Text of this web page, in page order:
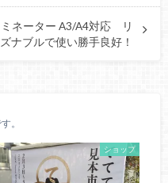
ミネーター A3/A4対応 リ
ナブルで使い勝手良好！
。
ショップ